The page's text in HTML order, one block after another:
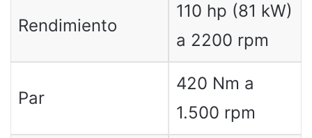
Rendimiento
110 hp (81 kW)
a 2200 rpm
Par
420 Nm a
1.500 rpm